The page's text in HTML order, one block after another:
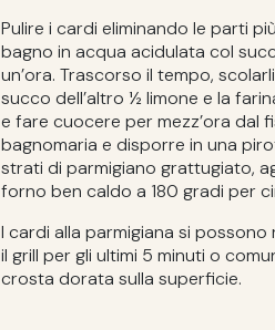
Pulire i cardi eliminando le parti
bagno in acqua acidulata col
un’ora. Trascorso il tempo,
succo dell’altro ½ limone e la
e fare cuocere per mezz’ora dal
bagnomaria e disporre in una
strati di parmigiano grattugiato,
forno ben caldo a 180 gradi per
I cardi alla parmigiana si
il grill per gli ultimi 5 minuti o
crosta dorata sulla superficie.